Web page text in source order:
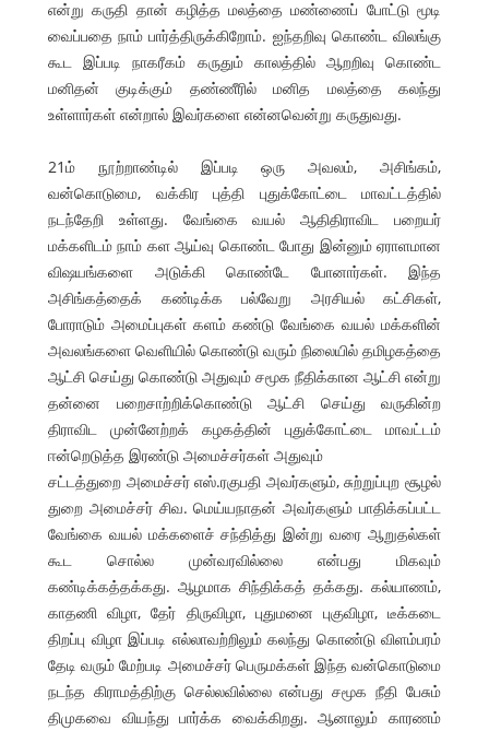
என்று கருதி தான் கழித்த மலத்தை மண்ணைப் போட்டு மூடி
வைப்பதை நாம் பார்த்திருக்கிறோம். ஐந்தறிவு கொண்ட விலங்கு
கூட இப்படி நாகரீகம் கருதும் காலத்தில் ஆறறிவு கொண்ட
மனிதன் குடிக்கும் தண்ணீரில் மனித மலத்தை கலந்து
உள்ளார்கள் என்றால் இவர்களை என்னவென்று கருதுவது.
21ம் நூற்றாண்டில் இப்படி ஒரு அவலம், அசிங்கம்,
வன்கொடுமை, வக்கிர புத்தி புதுக்கோட்டை மாவட்டத்தில்
நடந்தேறி உள்ளது. வேங்கை வயல் ஆதிதிராவிட பறையர்
மக்களிடம் நாம் கள ஆய்வு கொண்ட போது இன்னும் ஏராளமான
விஷயங்களை அடுக்கி கொண்டே போனார்கள். இந்த
அசிங்கத்தைக் கண்டிக்க பல்வேறு அரசியல் கட்சிகள்,
போராடும் அமைப்புகள் களம் கண்டு வேங்கை வயல் மக்களின்
அவலங்களை வெளியில் கொண்டு வரும் நிலையில் தமிழகத்தை
ஆட்சி செய்து கொண்டு அதுவும் சமூக நீதிக்கான ஆட்சி என்று
தன்னை பறைசாற்றிக்கொண்டு ஆட்சி செய்து வருகின்ற
திராவிட முன்னேற்றக் கழகத்தின் புதுக்கோட்டை மாவட்டம்
ஈன்றெடுத்த இரண்டு அமைச்சர்கள் அதுவும்
சட்டத்துறை அமைச்சர் எஸ்.ரகுபதி அவர்களும், சுற்றுப்புற சூழல்
துறை அமைச்சர் சிவ. மெய்யநாதன் அவர்களும் பாதிக்கப்பட்ட
வேங்கை வயல் மக்களைச் சந்தித்து இன்று வரை ஆறுதல்கள்
கூட சொல்ல முன்வரவில்லை என்பது மிகவும்
கண்டிக்கத்தக்கது. ஆழமாக சிந்திக்கத் தக்கது. கல்யாணம்,
காதணி விழா, தேர் திருவிழா, புதுமனை புகுவிழா, டீக்கடை
திறப்பு விழா இப்படி எல்லாவற்றிலும் கலந்து கொண்டு விளம்பரம்
தேடி வரும் மேற்படி அமைச்சர் பெருமக்கள் இந்த வன்கொடுமை
நடந்த கிராமத்திற்கு செல்லவில்லை என்பது சமூக நீதி பேசும்
திமுகவை வியந்து பார்க்க வைக்கிறது. ஆனாலும் காரணம்